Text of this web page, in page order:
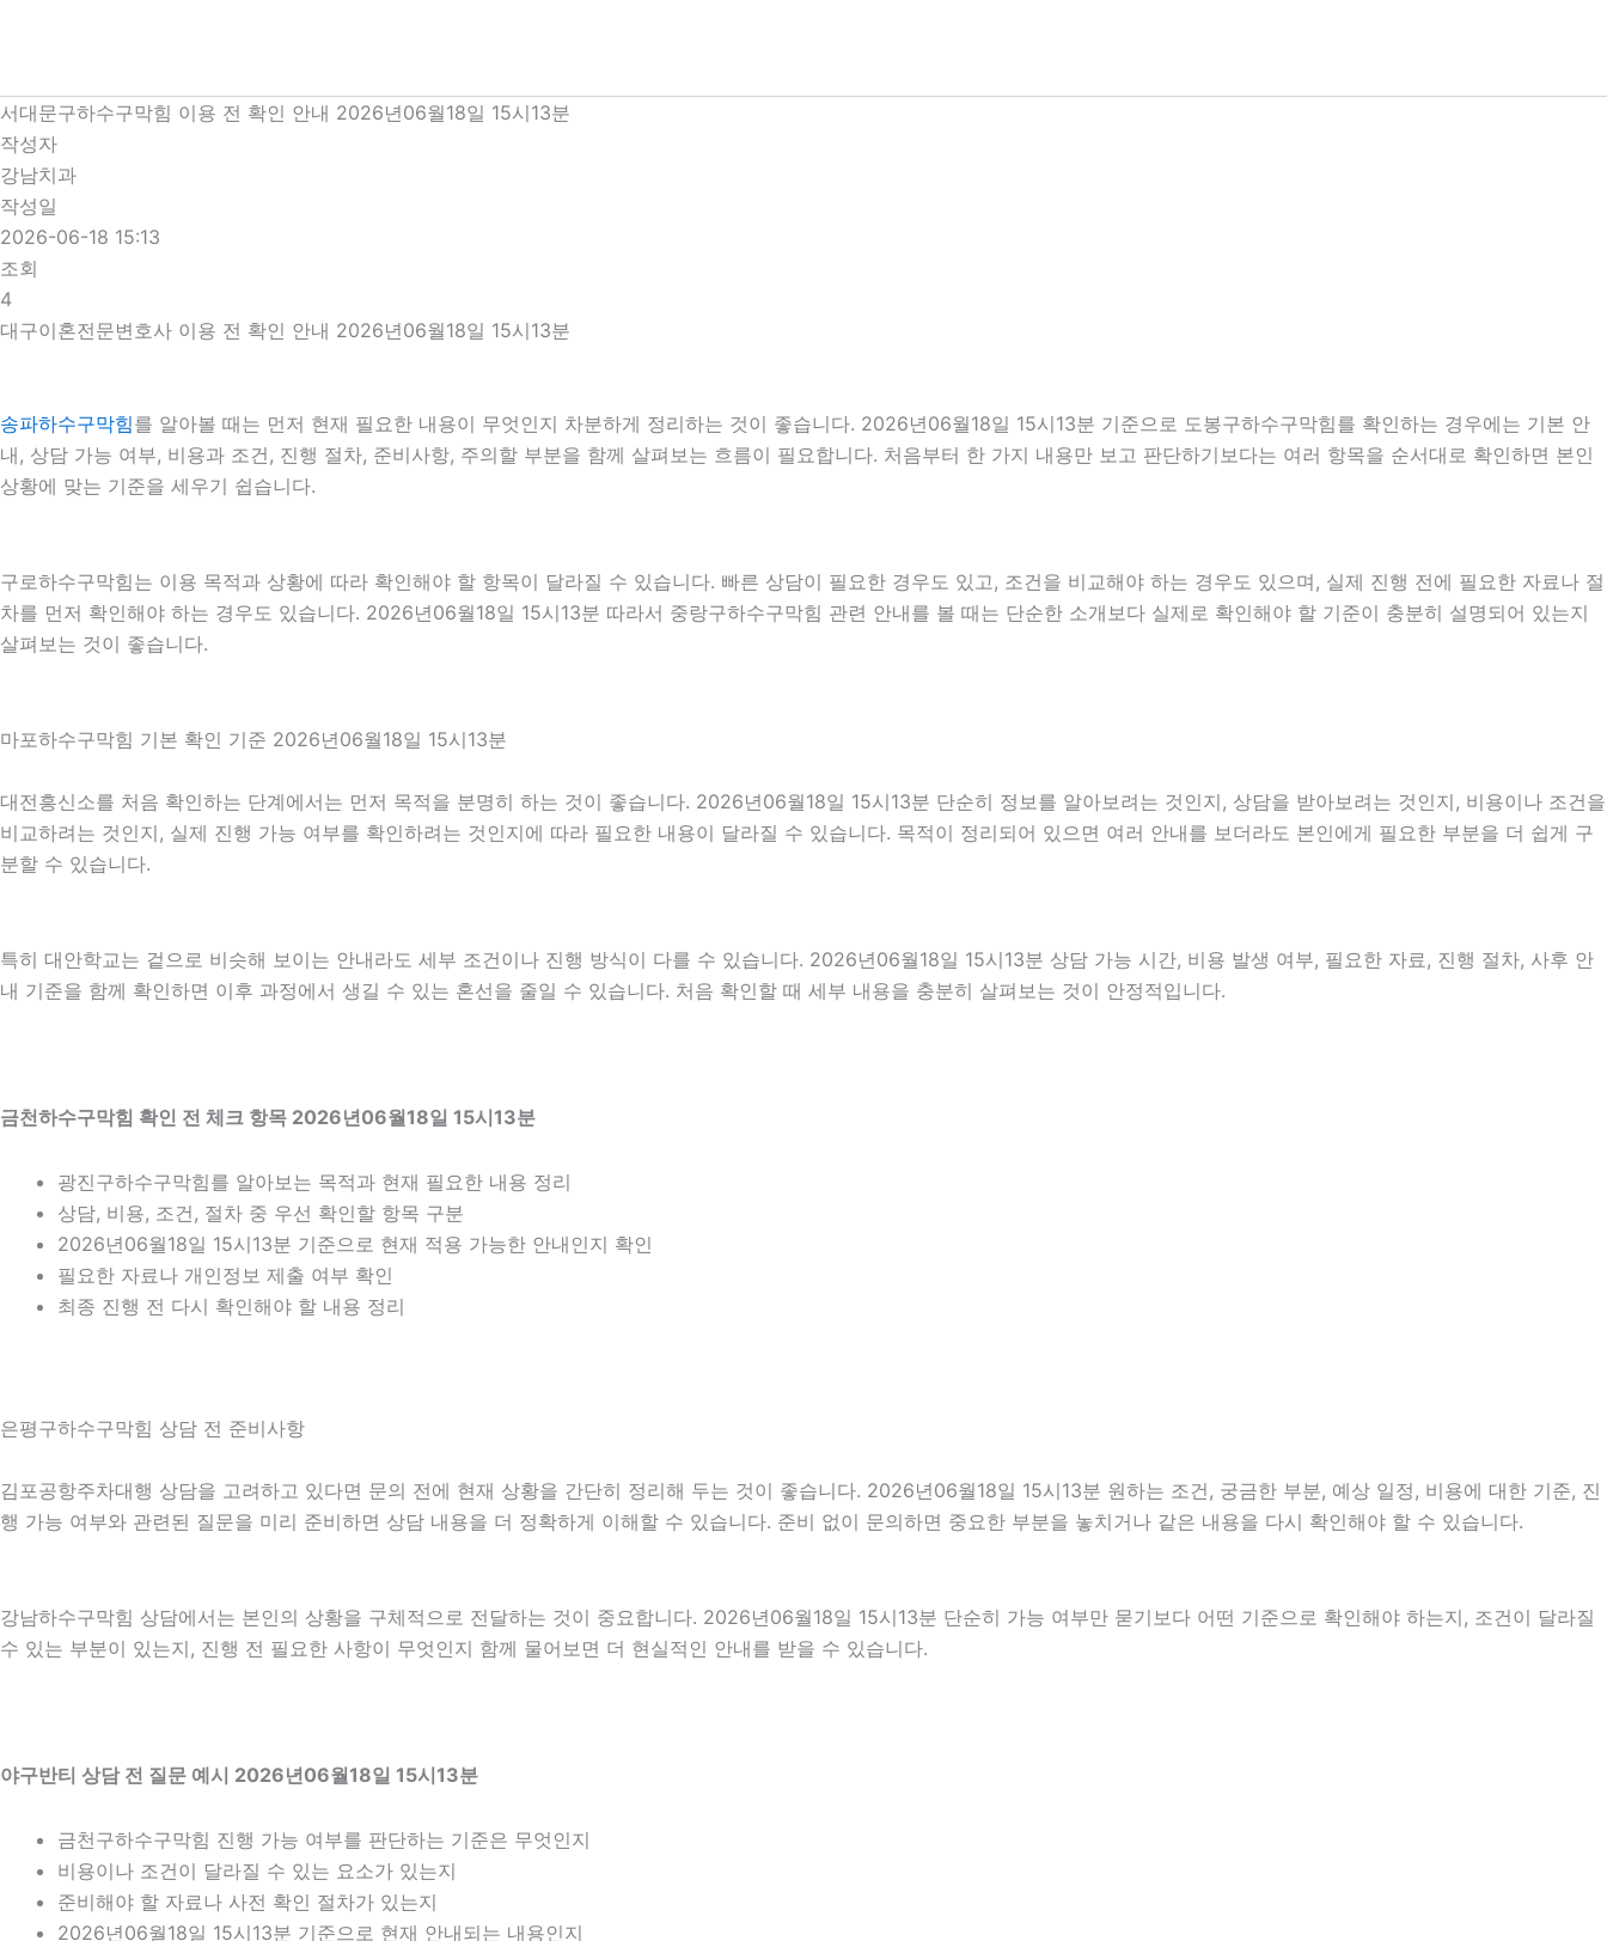
로
건
너
뛰
기
서대문구하수구막힘 이용 전 확인 안내 2026년06월18일 15시13분
작성자
강남치과
작성일
2026-06-18 15:13
조회
4
대구이혼전문변호사 이용 전 확인 안내 2026년06월18일 15시13분
송파하수구막힘를 알아볼 때는 먼저 현재 필요한 내용이 무엇인지 차분하게 정리하는 것이 좋습니다. 2026년06월18일 15시13분 기준으로 도봉구하수구막힘를 확인하는 경우에는 기본 안
내, 상담 가능 여부, 비용과 조건, 진행 절차, 준비사항, 주의할 부분을 함께 살펴보는 흐름이 필요합니다. 처음부터 한 가지 내용만 보고 판단하기보다는 여러 항목을 순서대로 확인하면 본인
상황에 맞는 기준을 세우기 쉽습니다.
구로하수구막힘는 이용 목적과 상황에 따라 확인해야 할 항목이 달라질 수 있습니다. 빠른 상담이 필요한 경우도 있고, 조건을 비교해야 하는 경우도 있으며, 실제 진행 전에 필요한 자료나 절
차를 먼저 확인해야 하는 경우도 있습니다. 2026년06월18일 15시13분 따라서 중랑구하수구막힘 관련 안내를 볼 때는 단순한 소개보다 실제로 확인해야 할 기준이 충분히 설명되어 있는지
살펴보는 것이 좋습니다.
마포하수구막힘 기본 확인 기준 2026년06월18일 15시13분
대전흥신소를 처음 확인하는 단계에서는 먼저 목적을 분명히 하는 것이 좋습니다. 2026년06월18일 15시13분 단순히 정보를 알아보려는 것인지, 상담을 받아보려는 것인지, 비용이나 조건을
비교하려는 것인지, 실제 진행 가능 여부를 확인하려는 것인지에 따라 필요한 내용이 달라질 수 있습니다. 목적이 정리되어 있으면 여러 안내를 보더라도 본인에게 필요한 부분을 더 쉽게 구
분할 수 있습니다.
특히 대안학교는 겉으로 비슷해 보이는 안내라도 세부 조건이나 진행 방식이 다를 수 있습니다. 2026년06월18일 15시13분 상담 가능 시간, 비용 발생 여부, 필요한 자료, 진행 절차, 사후 안
내 기준을 함께 확인하면 이후 과정에서 생길 수 있는 혼선을 줄일 수 있습니다. 처음 확인할 때 세부 내용을 충분히 살펴보는 것이 안정적입니다.
금천하수구막힘 확인 전 체크 항목 2026년06월18일 15시13분
광진구하수구막힘를 알아보는 목적과 현재 필요한 내용 정리
상담, 비용, 조건, 절차 중 우선 확인할 항목 구분
2026년06월18일 15시13분 기준으로 현재 적용 가능한 안내인지 확인
필요한 자료나 개인정보 제출 여부 확인
최종 진행 전 다시 확인해야 할 내용 정리
은평구하수구막힘 상담 전 준비사항
김포공항주차대행 상담을 고려하고 있다면 문의 전에 현재 상황을 간단히 정리해 두는 것이 좋습니다. 2026년06월18일 15시13분 원하는 조건, 궁금한 부분, 예상 일정, 비용에 대한 기준, 진
행 가능 여부와 관련된 질문을 미리 준비하면 상담 내용을 더 정확하게 이해할 수 있습니다. 준비 없이 문의하면 중요한 부분을 놓치거나 같은 내용을 다시 확인해야 할 수 있습니다.
강남하수구막힘 상담에서는 본인의 상황을 구체적으로 전달하는 것이 중요합니다. 2026년06월18일 15시13분 단순히 가능 여부만 묻기보다 어떤 기준으로 확인해야 하는지, 조건이 달라질
수 있는 부분이 있는지, 진행 전 필요한 사항이 무엇인지 함께 물어보면 더 현실적인 안내를 받을 수 있습니다.
야구반티 상담 전 질문 예시 2026년06월18일 15시13분
금천구하수구막힘 진행 가능 여부를 판단하는 기준은 무엇인지
비용이나 조건이 달라질 수 있는 요소가 있는지
준비해야 할 자료나 사전 확인 절차가 있는지
2026년06월18일 15시13분 기준으로 현재 안내되는 내용인지